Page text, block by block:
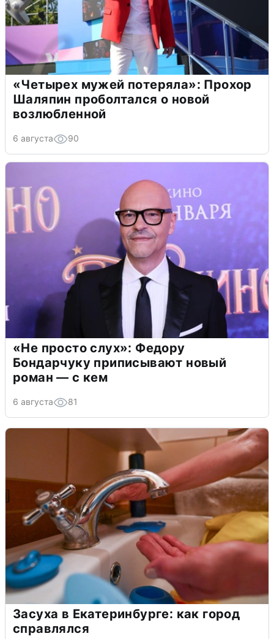
«Четырех мужей потеряла»: Прохор
Шаляпин проболтался о новой
возлюбленной
6 августа 90
«Не просто слух»: Федору
Бондарчуку приписывают новый
роман — с кем
6 августа 81
Засуха в Екатеринбурге: как город
справлялся